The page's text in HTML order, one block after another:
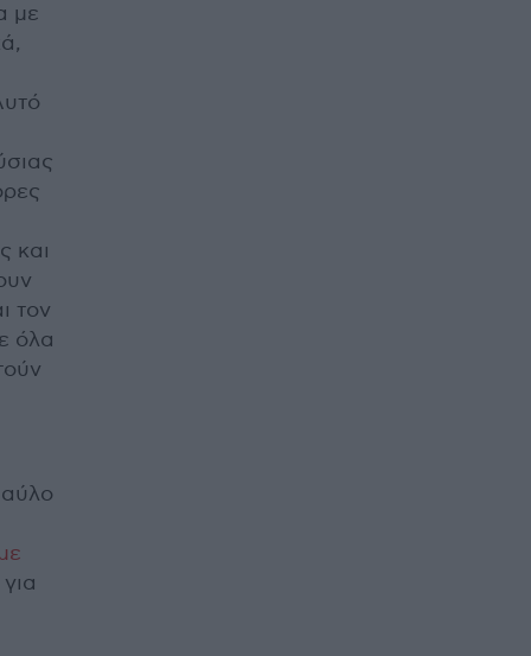
με
και
τον
όλα